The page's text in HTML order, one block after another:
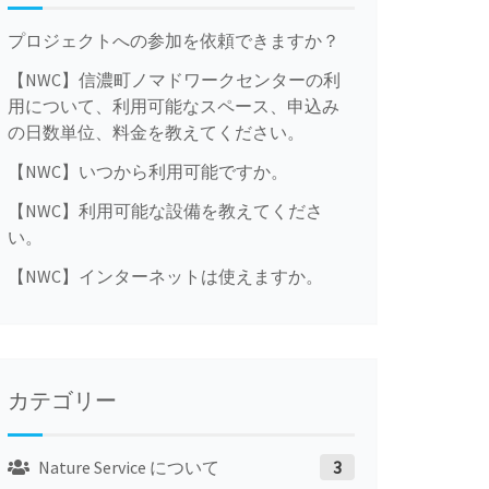
プロジェクトへの参加を依頼できますか？
【NWC】信濃町ノマドワークセンターの利
用について、利用可能なスペース、申込み
の日数単位、料金を教えてください。
【NWC】いつから利用可能ですか。
【NWC】利用可能な設備を教えてくださ
い。
【NWC】インターネットは使えますか。
カテゴリー
Nature Service について
3